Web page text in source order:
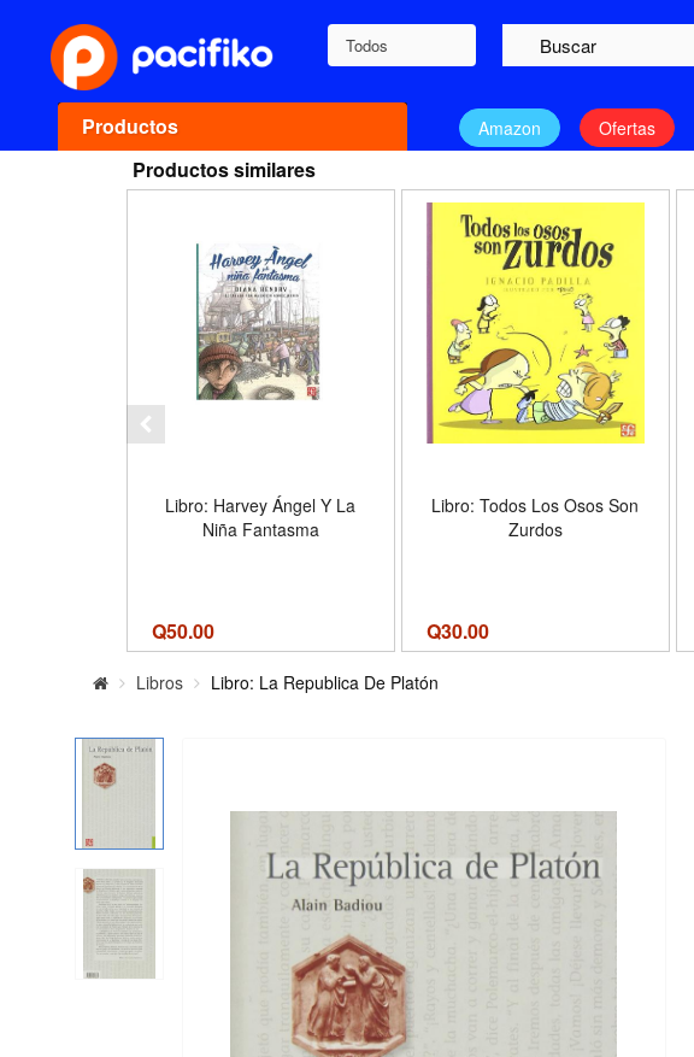
Todos
Productos Amazon Ofertas
Productos similares
Libro: Harvey Ángel Y La
Niña Fantasma
Q50.00
Libro: Todos Los Osos Son
Zurdos
Q30.00
Libros Libro: La Republica De Platón